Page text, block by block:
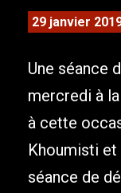
29 janvier
Une séance
mercredi à
à cette
Khoumisti et
séance de